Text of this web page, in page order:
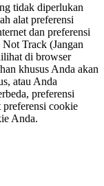
tidak diperlukan
alat preferensi
dan preferensi
Track (Jangan
di browser
khusus Anda akan
atau Anda
preferensi
cookie
Anda.